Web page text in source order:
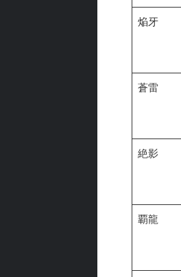
焔牙
蒼雷
絶影
覇龍